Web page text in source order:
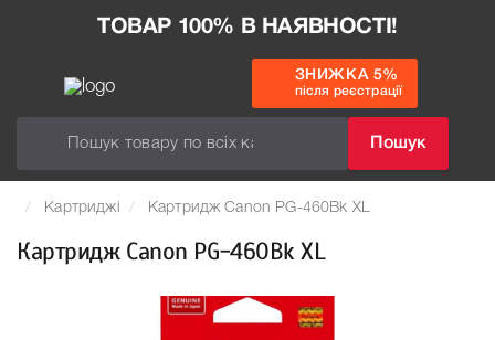
ТОВАР 100% В НАЯВНОСТІ!
Пошук
ЗНИЖКА 5%
після реєстрації
Картриджі Картридж Canon PG-460Bk XL
Картридж Canon PG-460Bk XL